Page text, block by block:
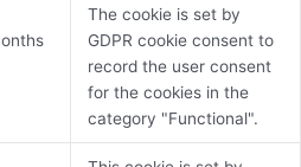
The cookie is set by
GDPR cookie consent to
record the user consent
for the cookies in the
category "Functional".